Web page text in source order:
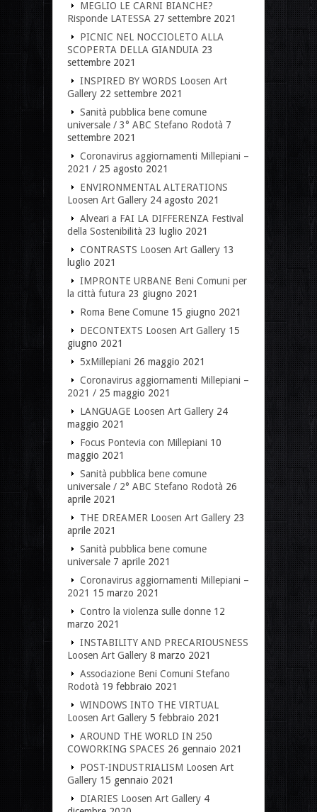
MEGLIO LE CARNI BIANCHE?
Risponde LATESSA 27 settembre 2021
PICNIC NEL NOCCIOLETO ALLA
SCOPERTA DELLA GIANDUIA 23
settembre 2021
INSPIRED BY WORDS Loosen Art
Gallery 22 settembre 2021
Sanità pubblica bene comune
universale / 3° ABC Stefano Rodotà 7
settembre 2021
Coronavirus aggiornamenti Millepiani –
2021 / 25 agosto 2021
ENVIRONMENTAL ALTERATIONS
Loosen Art Gallery 24 agosto 2021
Alveari a FAI LA DIFFERENZA Festival
della Sostenibilità 23 luglio 2021
CONTRASTS Loosen Art Gallery 13
luglio 2021
IMPRONTE URBANE Beni Comuni per
la città futura 23 giugno 2021
Roma Bene Comune 15 giugno 2021
DECONTEXTS Loosen Art Gallery 15
giugno 2021
5xMillepiani 26 maggio 2021
Coronavirus aggiornamenti Millepiani –
2021 / 25 maggio 2021
LANGUAGE Loosen Art Gallery 24
maggio 2021
Focus Pontevia con Millepiani 10
maggio 2021
Sanità pubblica bene comune
universale / 2° ABC Stefano Rodotà 26
aprile 2021
THE DREAMER Loosen Art Gallery 23
aprile 2021
Sanità pubblica bene comune
universale 7 aprile 2021
Coronavirus aggiornamenti Millepiani –
2021 15 marzo 2021
Contro la violenza sulle donne 12
marzo 2021
INSTABILITY AND PRECARIOUSNESS
Loosen Art Gallery 8 marzo 2021
Associazione Beni Comuni Stefano
Rodotà 19 febbraio 2021
WINDOWS INTO THE VIRTUAL
Loosen Art Gallery 5 febbraio 2021
AROUND THE WORLD IN 250
COWORKING SPACES 26 gennaio 2021
POST-INDUSTRIALISM Loosen Art
Gallery 15 gennaio 2021
DIARIES Loosen Art Gallery 4